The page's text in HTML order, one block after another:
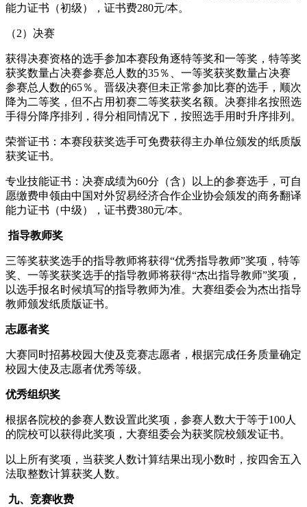
能力证书（初级），证书费280元/本。
（2）决赛
获得决赛资格的选手参加本赛段角逐特等奖和一等奖，特等奖
获奖数量占决赛参赛总人数的35％、一等奖获奖数量占决赛
参赛总人数的65％。晋级决赛但未正常参加比赛的选手，顺次
降为二等奖，但不占用初赛二等奖获奖名额。决赛排名按照选
手得分降序排列，得分相同情况下，按照选手用时升序排列。
荣誉证书：本赛段获奖选手可免费获得主办单位颁发的纸质版
获奖证书。
专业技能证书：决赛成绩为60分（含）以上的参赛选手，可自
愿缴费申领由中国对外贸易经济合作企业协会颁发的商务翻译
能力证书（中级），证书费380元/本。
指导教师奖
三等奖获奖选手的指导教师将获得“优秀指导教师”奖项，特等
奖、一等奖获奖选手的指导教师将获得“杰出指导教师”奖项，
以选手报名时候填写的指导教师为准。大赛组委会为杰出指导
教师颁发纸质版证书。
志愿者奖
大赛同时招募校园大使及竞赛志愿者，根据完成任务质量确定
校园大使及志愿者优秀等级。
优秀组织奖
根据各院校的参赛人数设置此奖项，参赛人数大于等于100人
的院校可以获得此奖项，大赛组委会为获奖院校颁发证书。
以上所有奖项，当获奖人数计算结果出现小数时，按四舍五入
法取整数计算获奖人数。
九、竞赛收费